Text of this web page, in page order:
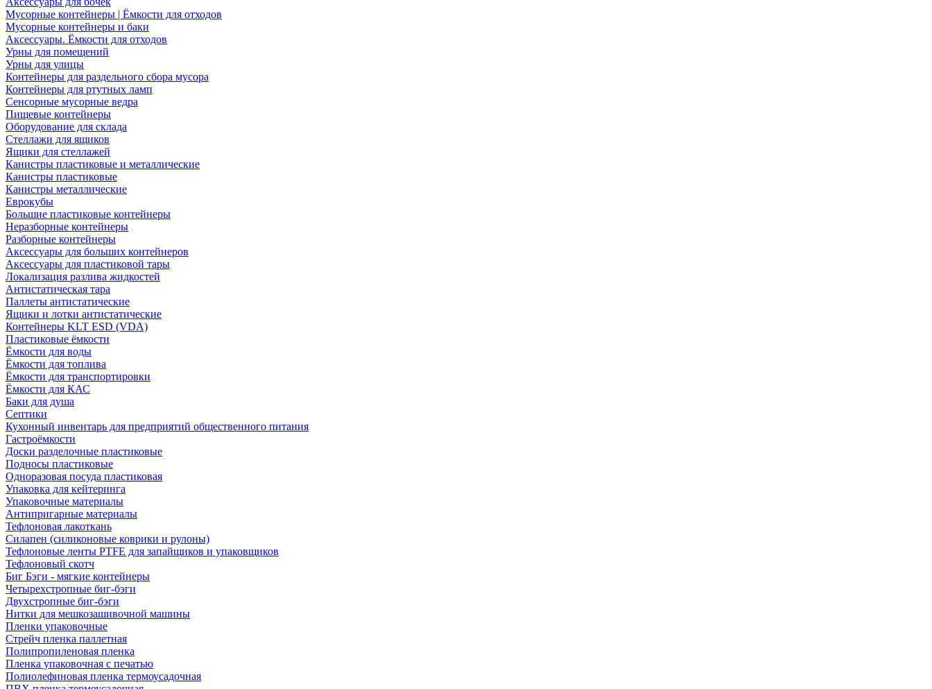
Мусорные контейнеры | Ёмкости для отходов
Мусорные контейнеры и баки
Аксессуары. Ёмкости для отходов
Урны для помещений
Урны для улицы
Контейнеры для раздельного сбора мусора
Контейнеры для ртутных ламп
Сенсорные мусорные ведра
Пищевые контейнеры
Оборудование для склада
Стеллажи для ящиков
Ящики для стеллажей
Канистры пластиковые и металлические
Канистры пластиковые
Канистры металлические
Еврокубы
Большие пластиковые контейнеры
Неразборные контейнеры
Разборные контейнеры
Аксессуары для больших контейнеров
Аксессуары для пластиковой тары
Локализация разлива жидкостей
Антистатическая тара
Паллеты антистатические
Ящики и лотки антистатические
Контейнеры KLT ESD (VDA)
Пластиковые ёмкости
Ёмкости для воды
Ёмкости для топлива
Ёмкости для транспортировки
Ёмкости для КАС
Баки для душа
Септики
Кухонный инвентарь для предприятий общественного питания
Гастроёмкости
Доски разделочные пластиковые
Подносы пластиковые
Одноразовая посуда пластиковая
Упаковка для кейтеринга
Упаковочные материалы
Антипригарные материалы
Тефлоновая лакоткань
Силапен (силиконовые коврики и рулоны)
Тефлоновые ленты PTFE для запайщиков и упаковщиков
Тефлоновый скотч
Биг Бэги - мягкие контейнеры
Четырехстропные биг-бэги
Двухстропные биг-бэги
Нитки для мешкозашивочной машины
Пленки упаковочные
Стрейч пленка паллетная
Полипропиленовая пленка
Пленка упаковочная с печатью
Полиолефиновая пленка термоусадочная